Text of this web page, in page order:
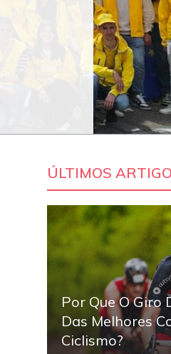
ÚLTIMOS
Por Que O Giro
Das Melhores
Ciclismo?